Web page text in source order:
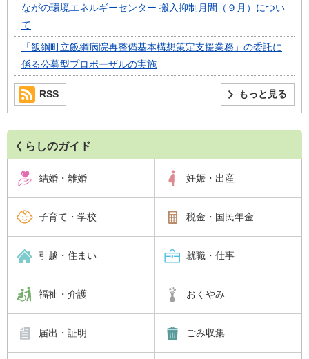
ながの環境エネルギーセンター 搬入抑制月間（９月）につい
て
「飯綱町立飯綱病院再整備基本構想策定支援業務」の委託に
係る公募型プロポーザルの実施
もっと見る
RSS
くらしのガイド
結婚・離婚 妊娠・出産
子育て・学校 税金・国民年金
引越・住まい 就職・仕事
福祉・介護 おくやみ
届出・証明 ごみ収集